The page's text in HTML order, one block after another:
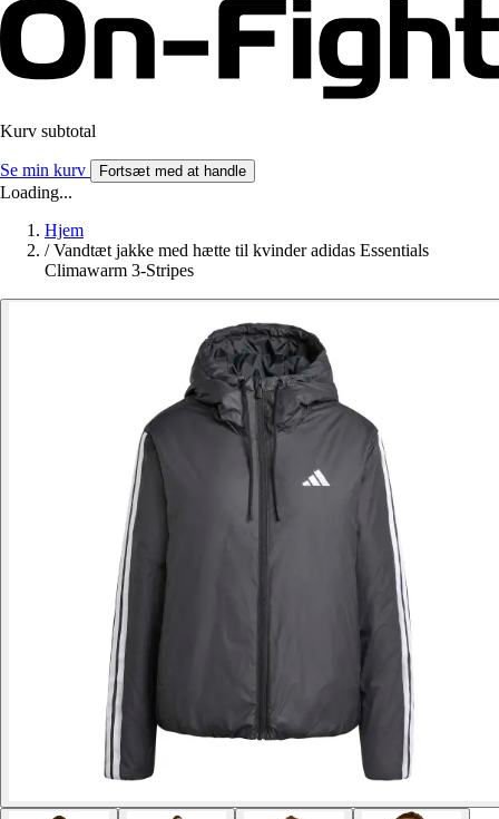
Kurv subtotal
Se min kurv Fortsæt med at handle
Loading...
Hjem
/ Vandtæt jakke med hætte til kvinder adidas Essentials
Climawarm 3-Stripes